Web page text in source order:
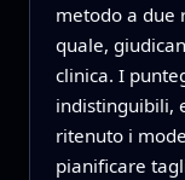
metodo a due
quale,
clinica. I
indistinguibili,
ritenuto i
pianificare